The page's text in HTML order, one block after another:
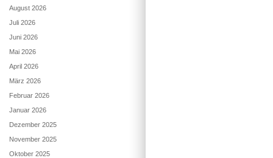
August 2026
Juli 2026
Juni 2026
Mai 2026
April 2026
März 2026
Februar 2026
Januar 2026
Dezember 2025
November 2025
Oktober 2025